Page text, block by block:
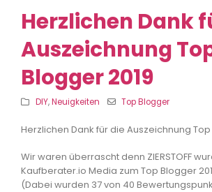
Herzlichen Dank
Auszeichnung
Blogger 2019
DIY,Neuigkeiten Top Blogger
Herzlichen Dank für die Auszeichnung Top
Wir waren überrascht denn ZIERSTOFF
Kaufberater.io Media zum Top Blogger
(Dabei wurden 37 von 40